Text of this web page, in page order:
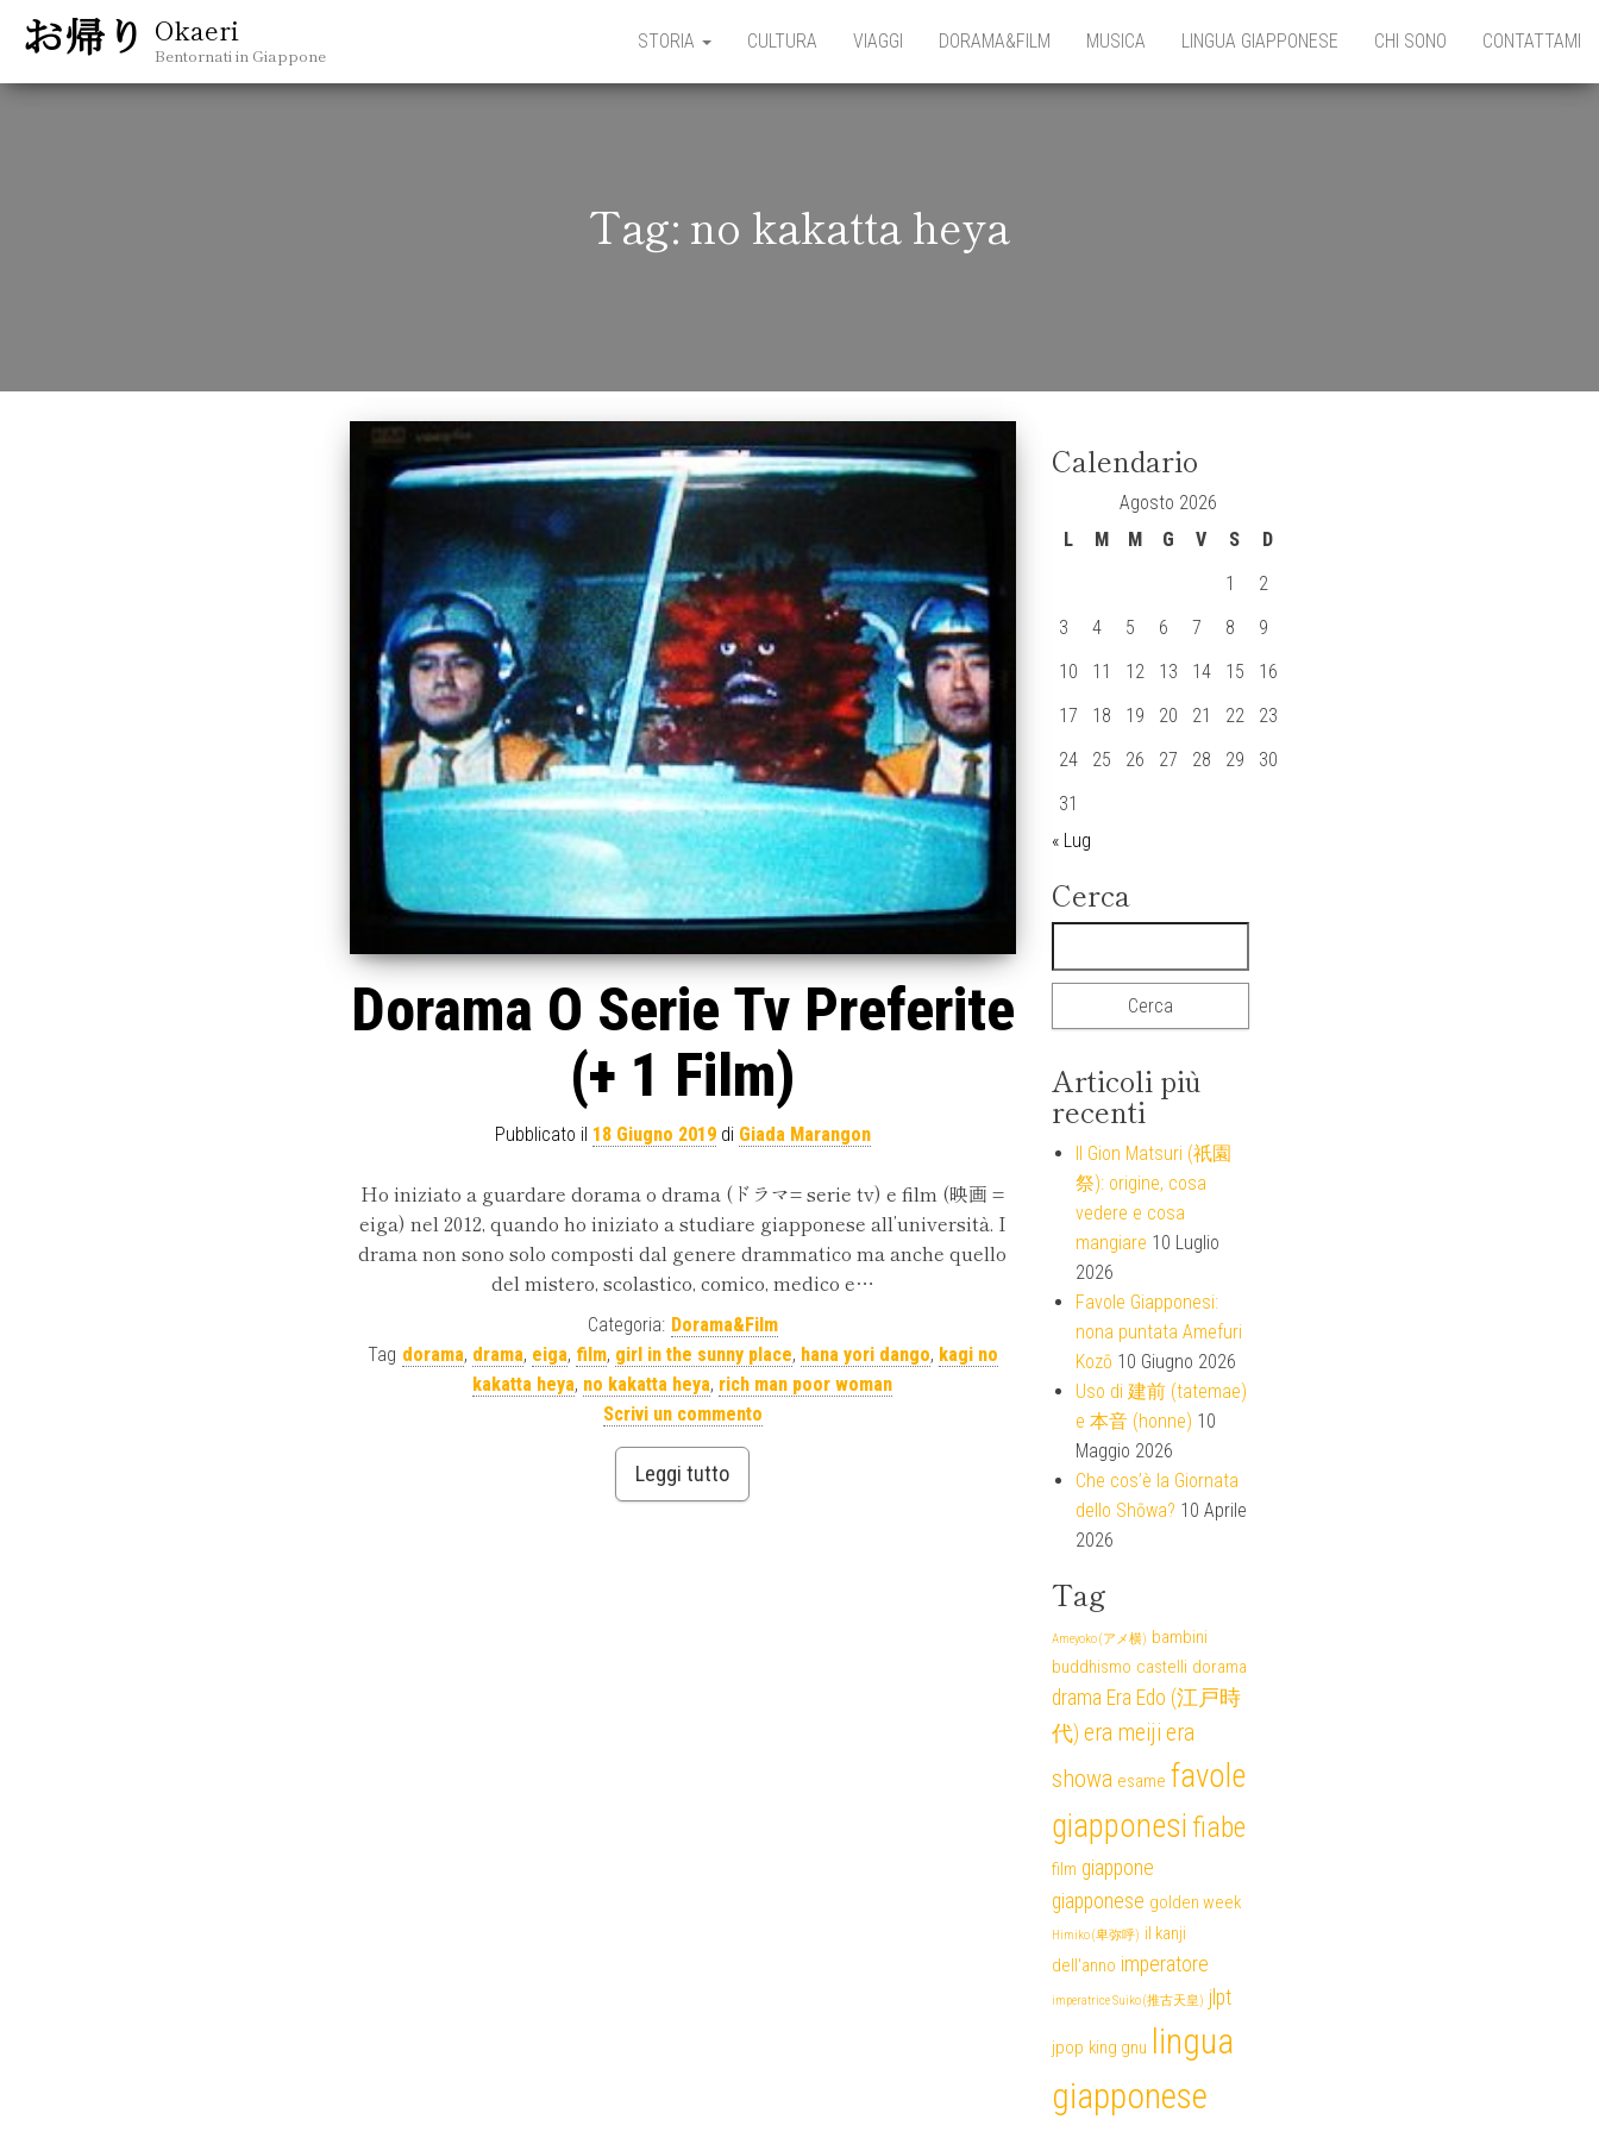
Okaeri
Bentornati in Giappone
STORIA CULTURA VIAGGI DORAMA&FILM MUSICA LINGUA GIAPPONESE CHI SONO CONTATTAMI
Tag: no kakatta heya
Dorama O Serie Tv Preferite
(+ 1 Film)
Pubblicato il 18 Giugno 2019di Giada Marangon
Ho iniziato a guardare dorama o drama (ドラマ= serie tv) e film (映画 =
eiga) nel 2012, quando ho iniziato a studiare giapponese all’università. I
drama non sono solo composti dal genere drammatico ma anche quello
del mistero, scolastico, comico, medico e…
Categoria: Dorama&Film
Tag dorama, drama, eiga, film, girl in the sunny place, hana yori dango, kagi no
kakatta heya, no kakatta heya, rich man poor woman
Scrivi un commento
Leggi tutto
Calendario
Agosto 2026
L
M M G V S
D
1
2
3
4 5 6 7 8
9
10
11 12 13 14 15
16
17
18 19 20 21 22
23
24
25 26 27 28 29
30
31
« Lug
Cerca
Articoli più
recenti
Il Gion Matsuri (祇園
祭): origine, cosa
vedere e cosa
mangiare 10 Luglio
2026
Favole Giapponesi:
nona puntata Amefuri
Kozō 10 Giugno 2026
Uso di 建前 (tatemae)
e 本音 (honne) 10
Maggio 2026
Che cos’è la Giornata
dello Shōwa? 10 Aprile
2026
Tag
Ameyoko (アメ横) bambini
buddhismo castelli dorama
drama Era Edo (江戸時
代) era meiji era
showa esame favole
giapponesi fiabe
film giappone
giapponese golden week
Himiko (卑弥呼) il kanji
dell'anno imperatore
imperatrice Suiko (推古天皇) jlpt
jpop king gnu
lingua
giapponese